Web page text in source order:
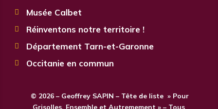
 Musée Calbet
 Réinventons notre territoire !
 Département Tarn-et-Garonne
 Occitanie en commun
© 2026 – Geoffrey SAPIN – Tête de liste » Pour
Grisolles, Ensemble et Autremement » – Tous